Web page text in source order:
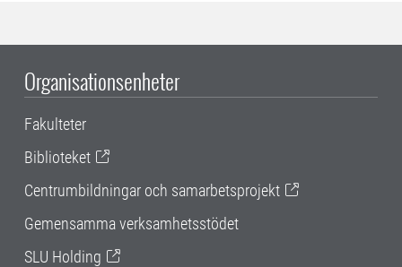
Organisationsenheter
Fakulteter
Biblioteket
Centrumbildningar och samarbetsprojekt
Gemensamma verksamhetsstödet
SLU Holding